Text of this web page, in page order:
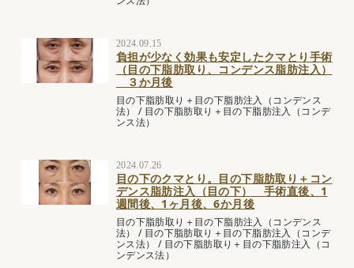
2024.09.15
負担が少なく効果も安定したクマとり手術
（目の下脂肪取り、コンデンス脂肪注入）
３か月後
目の下脂肪取り＋目の下脂肪注入（コンデンス
法）
/ 目の下脂肪取り＋目の下脂肪注入（コンデ
ンス法）
2024.07.26
目の下のクマとり。目の下脂肪取り＋コン
デンス脂肪注入（目の下） 手術直後、1
週間後、1ヶ月後、6か月後
目の下脂肪取り＋目の下脂肪注入（コンデンス
法）
/ 目の下脂肪取り＋目の下脂肪注入（コンデ
ンス法）
/ 目の下脂肪取り＋目の下脂肪注入（コ
ンデンス法）